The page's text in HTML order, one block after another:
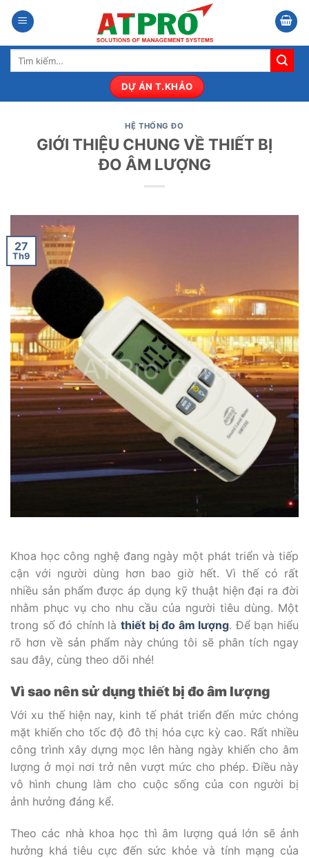
qua
nội
dung
Tìm
DỰ ÁN T.KHẢO
HỆ THỐNG ĐO
GIỚI THIỆU CHUNG VỀ THIẾT BỊ
ĐO ÂM LƯỢNG
27
Th9
Khoa học công nghệ đang ngày một phát triển và tiếp
cận với người dùng hơn bao giờ hết. Vì thế có rất
nhiều sản phẩm được áp dụng kỹ thuật hiện đại ra đời
nhằm phục vụ cho nhu cầu của người tiêu dùng. Một
trong số đó chính là thiết bị đo âm lượng. Để bạn hiểu
rõ hơn về sản phẩm này chúng tôi sẽ phân tích ngay
sau đây, cùng theo dõi nhé!
Vì sao nên sử dụng thiết bị đo âm lượng
Với xu thế hiện nay, kinh tế phát triển đến mức chóng
mặt khiến cho tốc độ đô thị hóa cực kỳ cao. Rất nhiều
công trình xây dựng mọc lên hàng ngày khiến cho âm
lượng ở mọi nơi trở nên vượt mức cho phép. Điều này
vô hình chung làm cho cuộc sống của con người bị
ảnh hưởng đáng kể.
Theo các nhà khoa học thì âm lượng quá lớn sẽ ảnh
hưởng khá tiêu cực đến sức khỏe và tính mạng của